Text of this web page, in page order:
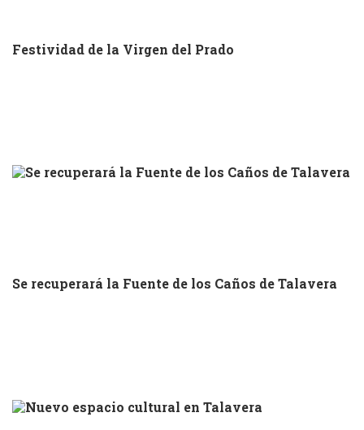
Festividad de la Virgen del Prado
Se recuperará la Fuente de los Caños de Talavera